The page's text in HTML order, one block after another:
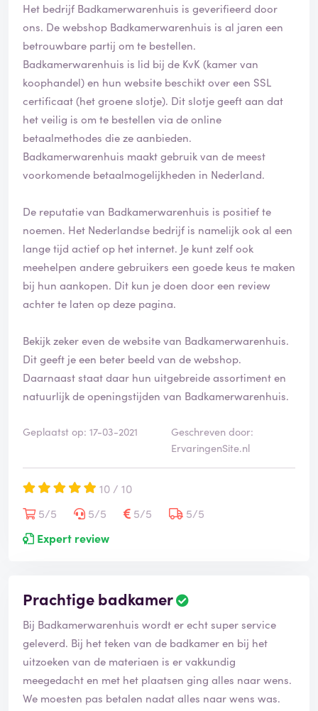
o
o
r
d
e
l
i
n
i
s
g
v
e
r
f
e
d
Het bedrijf Badkamerwarenhuis is geverifieerd door
ons. De webshop Badkamerwarenhuis is al jaren een
betrouwbare partij om te bestellen.
Badkamerwarenhuis is lid bij de KvK (kamer van
koophandel) en hun website beschikt over een SSL
certificaat (het groene slotje). Dit slotje geeft aan dat
het veilig is om te bestellen via de online
betaalmethodes die ze aanbieden.
Badkamerwarenhuis maakt gebruik van de meest
voorkomende betaalmogelijkheden in Nederland.
De reputatie van Badkamerwarenhuis is positief te
noemen. Het Nederlandse bedrijf is namelijk ook al een
lange tijd actief op het internet. Je kunt zelf ook
meehelpen andere gebruikers een goede keus te maken
bij hun aankopen. Dit kun je doen door een review
achter te laten op deze pagina.
Bekijk zeker even de website van Badkamerwarenhuis.
Dit geeft je een beter beeld van de webshop.
Daarnaast staat daar hun uitgebreide assortiment en
natuurlijk de openingstijden van Badkamerwarenhuis.
Geplaatst op: 17-03-2021
Geschreven door:
ErvaringenSite.nl
10 / 10
5/5
5/5 5/5
5/5
Expert review
Prachtige badkamer
B
o
o
r
d
e
l
Bij Badkamerwarenhuis wordt er echt super service
geleverd. Bij het teken van de badkamer en bij het
uitzoeken van de materiaen is er vakkundig
meegedacht en met het plaatsen ging alles naar wens.
We moesten pas betalen nadat alles naar wens was.